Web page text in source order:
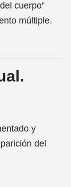
cuerpo”
múltiple.
y
del